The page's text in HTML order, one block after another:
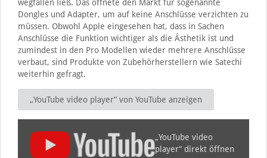
wegfallen ließ. Das öffnete den Markt für sogenannte
Dongles und Adapter, um auf keine Anschlüsse verzichten zu
müssen. Obwohl Apple eingesehen hat, dass in Sachen
Anschlüsse die Funktion wichtiger als die Ästhetik ist und
zumindest in den Pro Modellen wieder mehrere Anschlüsse
verbaut, sind Produkte von Zubehörherstellern wie Satechi
weiterhin gefragt.
„YouTube video player“ von YouTube anzeigen
„YouTube video
player“ direkt öffnen